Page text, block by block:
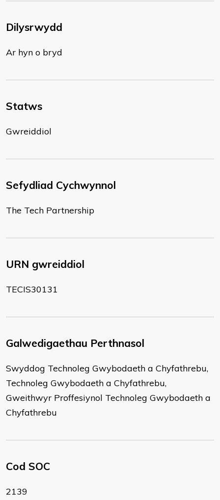
Dilysrwydd
Ar hyn o bryd
Statws
Gwreiddiol
Sefydliad Cychwynnol
The Tech Partnership
URN gwreiddiol
TECIS30131
Galwedigaethau Perthnasol
Swyddog Technoleg Gwybodaeth a Chyfathrebu,
Technoleg Gwybodaeth a Chyfathrebu,
Gweithwyr Proffesiynol Technoleg Gwybodaeth a
Chyfathrebu
Cod SOC
2139